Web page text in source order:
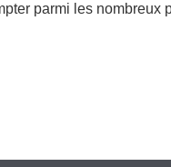
parmi les nombreux